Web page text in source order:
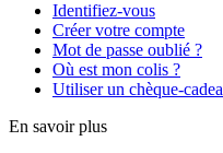
Identifiez-vous
Créer votre compte
Mot de passe oublié ?
Où est mon colis ?
Utiliser un chèque-
En savoir plus